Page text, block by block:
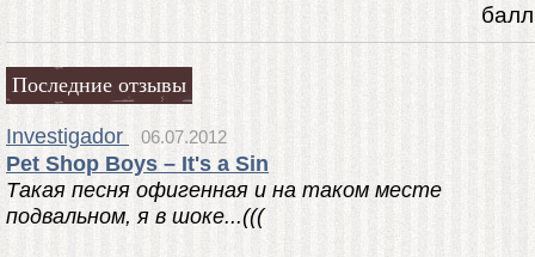
Последние отзывы
Investigador 06.07.2012
Pet Shop Boys – It's a Sin
Такая песня офигенная и на таком месте
подвальном, я в шоке...(((